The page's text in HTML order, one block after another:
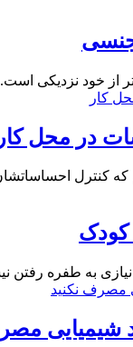
از خود نزدیکی
در محل کار
که کنترل
کودک
به طفره رفتن
شیمیایی